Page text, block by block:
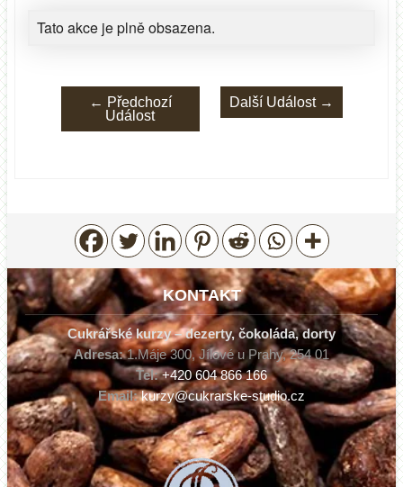
Tato akce je plně obsazena.
← Předchozí
Událost
Další Událost →
KONTAKT
Cukrářské kurzy – dezerty, čokoláda, dorty
Adresa:1.Máje 300, Jílové u Prahy, 254 01
Tel: +420 604 866 166
Email: kurzy@cukrarske-studio.cz